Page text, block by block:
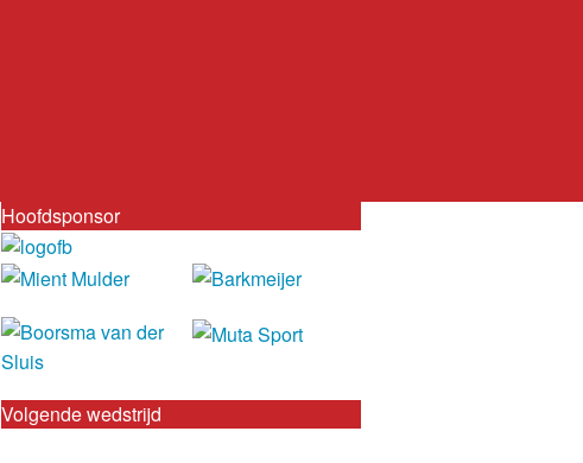
Hoofdsponsor
Volgende wedstrijd